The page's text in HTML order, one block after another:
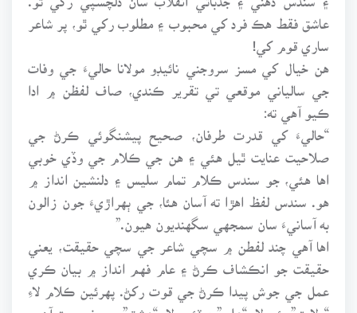
عاشق فقط هڪ فرد کي محبوب ۽ مطلوب رکي ٿو، پر شاعر
ساري قوم کي!
هن خيال کي مسز سروجني نائيڊو مولانا حاليءَ جي وفات
جي سالياني موقعي تي تقرير ڪندي، صاف لفظن ۾ ادا
ڪيو آهي ته:
“حاليءَ کي قدرت طرفان، صحيح پيشنگوئي ڪرڻ جي
صلاحيت عنايت ٿيل هئي ۽ هن جي ڪلام جي وڏي خوبي
اها هئي، جو سندس ڪلام تمام سليس ۽ دلنشين انداز ۾
هو. سندس لفظ اهڙا ته آسان هئا، جي ٻهراڙيءَ جون زالون
به آسانيءَ سان سمجهي سگهنديون هيون.”
اها آهي چند لفطن ۾ سچي شاعر جي سچي حقيقت، يعني
حقيقت جو انڪشاف ڪرڻ ۽ عام فهم انداز ۾ بيان ڪري
عمل جي جوش پيدا ڪرڻ جي قوت رکڻ. پهرئين ڪلام لاءِ
“ولايت” ٻئي لاءِ “علم” ۽ ٽئين لاءِ “عشق” جي ضرورت آهي.